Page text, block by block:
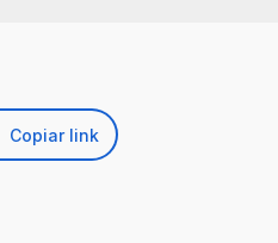
Copiar link